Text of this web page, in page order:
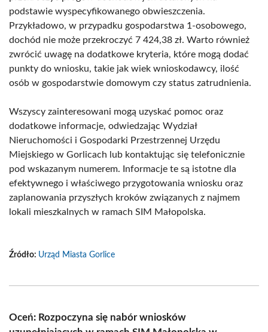
podstawie wyspecyfikowanego obwieszczenia.
Przykładowo, w przypadku gospodarstwa 1-osobowego,
dochód nie może przekroczyć 7 424,38 zł. Warto również
zwrócić uwagę na dodatkowe kryteria, które mogą dodać
punkty do wniosku, takie jak wiek wnioskodawcy, ilość
osób w gospodarstwie domowym czy status zatrudnienia.
Wszyscy zainteresowani mogą uzyskać pomoc oraz
dodatkowe informacje, odwiedzając Wydział
Nieruchomości i Gospodarki Przestrzennej Urzędu
Miejskiego w Gorlicach lub kontaktując się telefonicznie
pod wskazanym numerem. Informacje te są istotne dla
efektywnego i właściwego przygotowania wniosku oraz
zaplanowania przyszłych kroków związanych z najmem
lokali mieszkalnych w ramach SIM Małopolska.
Źródło: Urząd Miasta Gorlice
Oceń: Rozpoczyna się nabór wniosków